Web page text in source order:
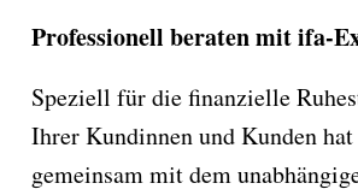
Professionell beraten mit ifa-
Speziell für die finanzielle
Ihrer Kundinnen und Kunden
gemeinsam mit dem